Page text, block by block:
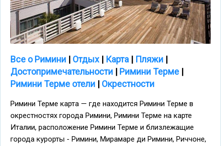
Все о Римини | Отдых| Карта | Пляжи |
Достопримечательности | Римини Терме |
Римини Терме отели | Окрестности
Римини Терме карта — где находится Римини Терме в
окрестностях города Римини, Римини Терме на карте
Италии, расположение Римини Терме и близлежащие
города курорты - Римини, Мирамаре ди Римини, Риччоне,